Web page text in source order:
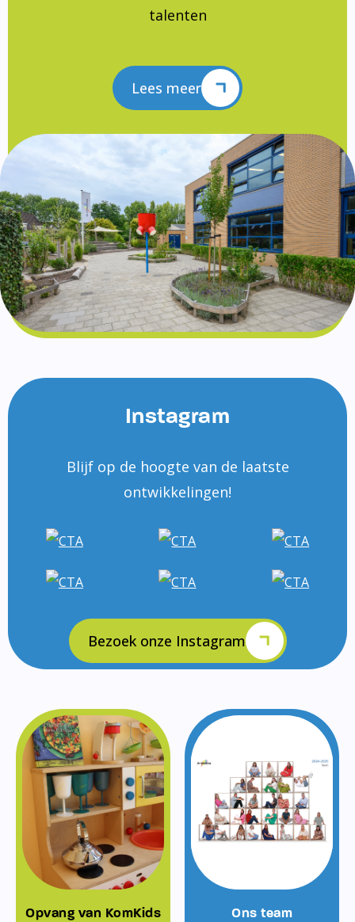
talenten
Lees meer
Instagram
Blijf op de hoogte van de laatste
ontwikkelingen!
Bezoek onze Instagram
Opvang van KomKids Ons team